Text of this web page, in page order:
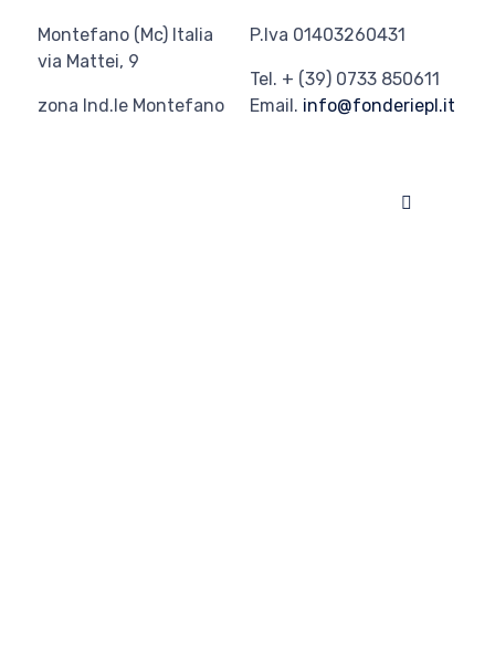
Montefano (Mc) Italia
via Mattei, 9
zona Ind.le Montefano
P.Iva 01403260431
Tel. + (39) 0733 850611
Email. info@fonderiepl.it